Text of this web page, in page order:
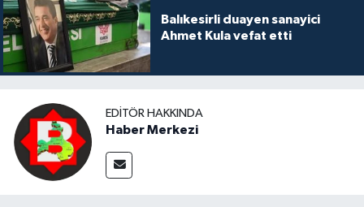
Balıkesirli duayen sanayici
Ahmet Kula vefat etti
EDITÖR HAKKINDA
Haber Merkezi